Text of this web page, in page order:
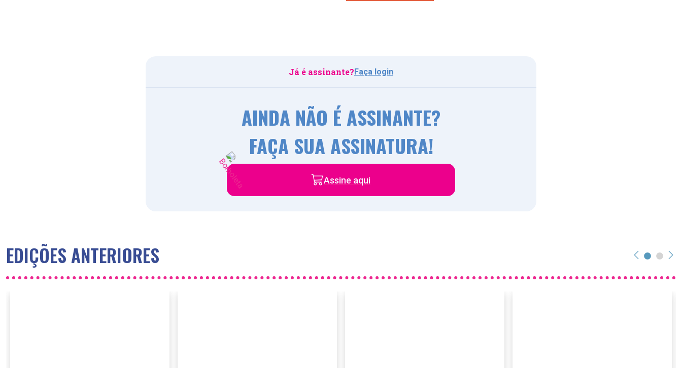
Já é assinante?Faça login
AINDA NÃO É ASSINANTE?
FAÇA SUA ASSINATURA!
Assine aqui
EDIÇÕES ANTERIORES